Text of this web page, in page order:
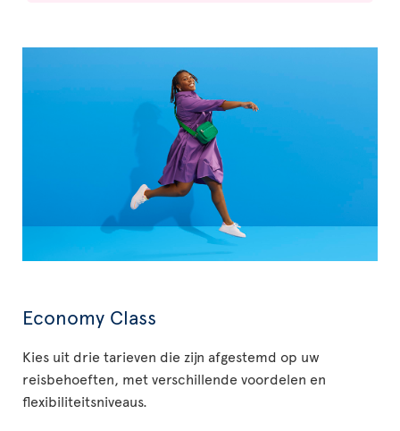
Economy Class
Kies uit drie tarieven die zijn afgestemd op uw
reisbehoeften, met verschillende voordelen en
flexibiliteitsniveaus.